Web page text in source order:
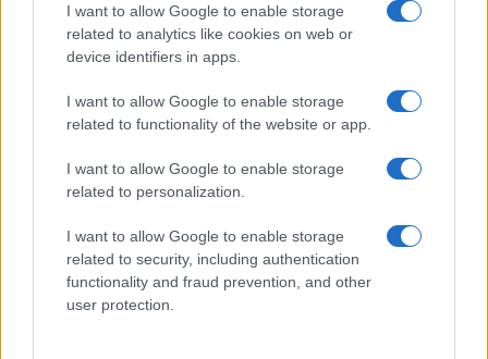
I want to allow Google to enable storage
related to analytics like cookies on web or
device identifiers in apps.
I want to allow Google to enable storage
related to functionality of the website or app.
I want to allow Google to enable storage
related to personalization.
I want to allow Google to enable storage
related to security, including authentication
functionality and fraud prevention, and other
user protection.